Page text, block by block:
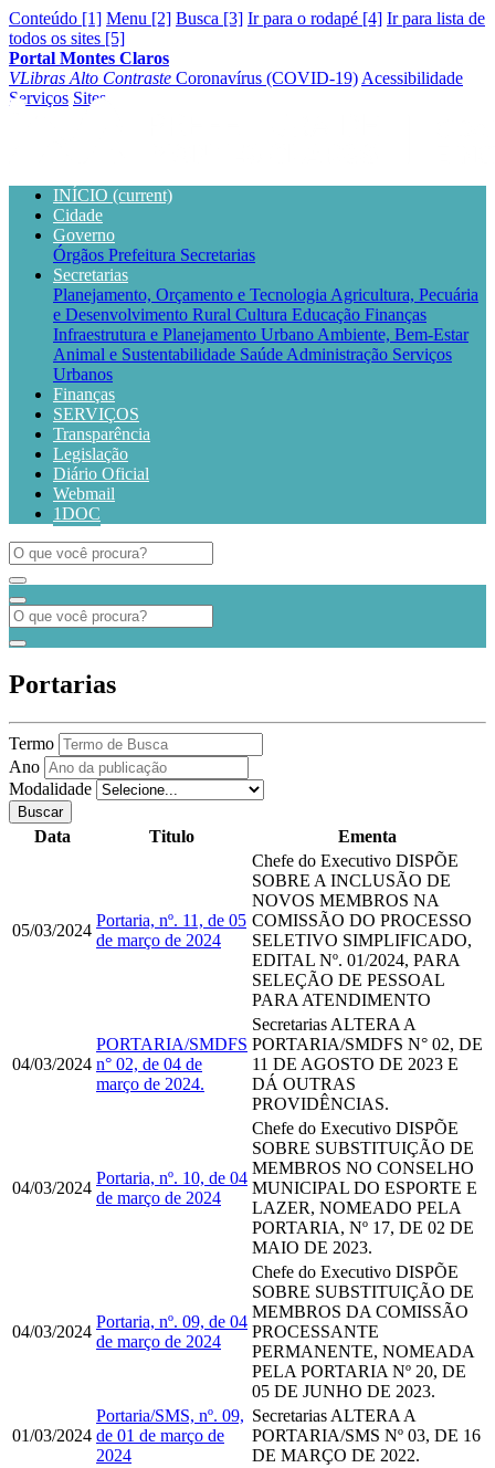
Conteúdo [1] Menu [2] Busca [3] Ir para o rodapé [4] Ir para lista de
todos os sites [5]
Portal Montes Claros
VLibras Alto Contraste Coronavírus (COVID-19) Acessibilidade
Serviços Sites
INÍCIO (current)
Cidade
Governo
Órgãos Prefeitura Secretarias
Secretarias
Planejamento, Orçamento e Tecnologia Agricultura, Pecuária
e Desenvolvimento Rural Cultura Educação Finanças
Infraestrutura e Planejamento Urbano Ambiente, Bem-Estar
Animal e Sustentabilidade Saúde Administração Serviços
Urbanos
Finanças
SERVIÇOS
Transparência
Legislação
Diário Oficial
Webmail
1DOC
Portarias
Termo
Ano
Modalidade
Buscar
Data Titulo Ementa
05/03/2024
Portaria, nº. 11, de 05
de março de 2024
Chefe do Executivo ​​​​​​​DISPÕE
SOBRE A INCLUSÃO DE
NOVOS MEMBROS NA
COMISSÃO DO PROCESSO
SELETIVO SIMPLIFICADO,
EDITAL Nº. 01/2024, PARA
SELEÇÃO DE PESSOAL
PARA ATENDIMENTO
04/03/2024
PORTARIA/SMDFS
n° 02, de 04 de
março de 2024.
Secretarias ALTERA A
PORTARIA/SMDFS N° 02, DE
11 DE AGOSTO DE 2023 E
DÁ OUTRAS
PROVIDÊNCIAS.
04/03/2024
Portaria, nº. 10, de 04
de março de 2024
Chefe do Executivo DISPÕE
SOBRE SUBSTITUIÇÃO DE
MEMBROS NO CONSELHO
MUNICIPAL DO ESPORTE E
LAZER, NOMEADO PELA
PORTARIA, Nº 17, DE 02 DE
MAIO DE 2023.
04/03/2024
Portaria, nº. 09, de 04
de março de 2024
Chefe do Executivo DISPÕE
SOBRE SUBSTITUIÇÃO DE
MEMBROS DA COMISSÃO
PROCESSANTE
PERMANENTE, NOMEADA
PELA PORTARIA Nº 20, DE
05 DE JUNHO DE 2023.
01/03/2024
Portaria/SMS, nº. 09,
de 01 de março de
2024
Secretarias ALTERA A
PORTARIA/SMS Nº 03, DE 16
DE MARÇO DE 2022.